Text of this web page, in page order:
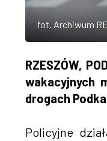
fot. Archiwum
RZESZÓW,
wakacyjnych
drogach
Policyjne